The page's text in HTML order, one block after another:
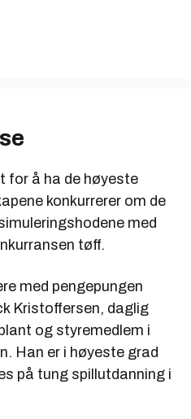
for å ha de høyeste
konkurrerer om de
med
tøff.
med pengepungen
Kristoffersen, daglig
og styremedlem i
Han er i høyeste grad
på tung spillutdanning i